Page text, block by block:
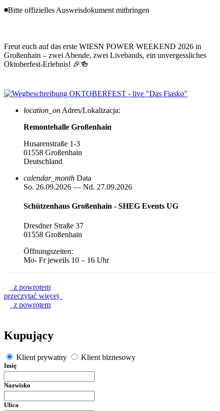
◾Bitte offizielles Ausweisdokument mitbringen
Freut euch auf das erste WIESN POWER WEEKEND 2026 in
Großenhain – zwei Abende, zwei Livebands, ein unvergessliches
Oktoberfest-Erlebnis! 🎉🍻
location_on Adres/Lokalizacja:
Remontehalle Großenhain
Husarenstraße 1-3
01558 Großenhain
Deutschland
calendar_month Data
So. 26.09.2026 — Nd. 27.09.2026
Schützenhaus Großenhain - SHEG Events UG
Dresdner Straße 37
01558 Großenhain
Öffnungszeiten:
Mo- Fr jeweils 10 – 16 Uhr
z powrotem
przeczytać więcej
z powrotem
Kupujący
Klient prywatny Klient biznesowy
Imię
Nazwisko
Ulica